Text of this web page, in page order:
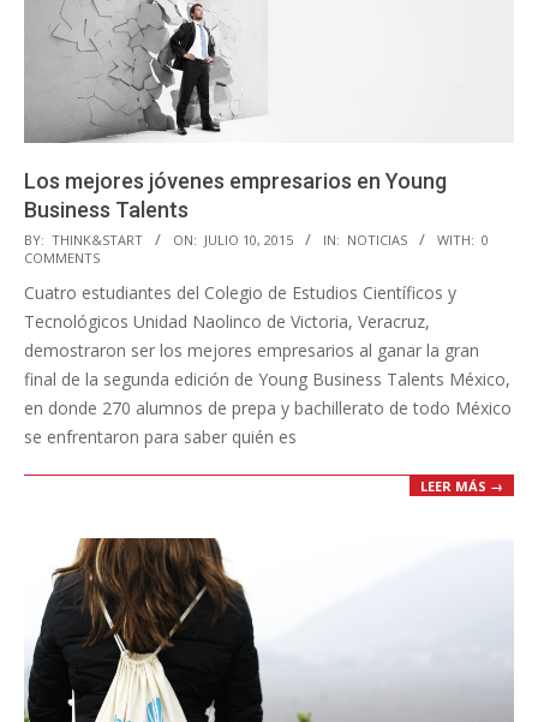
Los mejores jóvenes empresarios en Young
Business Talents
2015-
07-
10
BY: THINK&START ON: JULIO 10, 2015 IN: NOTICIAS WITH: 0
COMMENTS
Cuatro estudiantes del Colegio de Estudios Científicos y
Tecnológicos Unidad Naolinco de Victoria, Veracruz,
demostraron ser los mejores empresarios al ganar la gran
final de la segunda edición de Young Business Talents México,
en donde 270 alumnos de prepa y bachillerato de todo México
se enfrentaron para saber quién es
LEER MÁS →